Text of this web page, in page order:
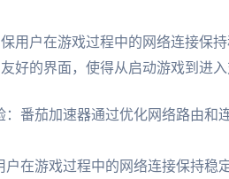
用户在游戏过程中的网络连接保持
好的界面，使得从启动游戏到进入
：番茄加速器通过优化网络路由和
在游戏过程中的网络连接保持稳